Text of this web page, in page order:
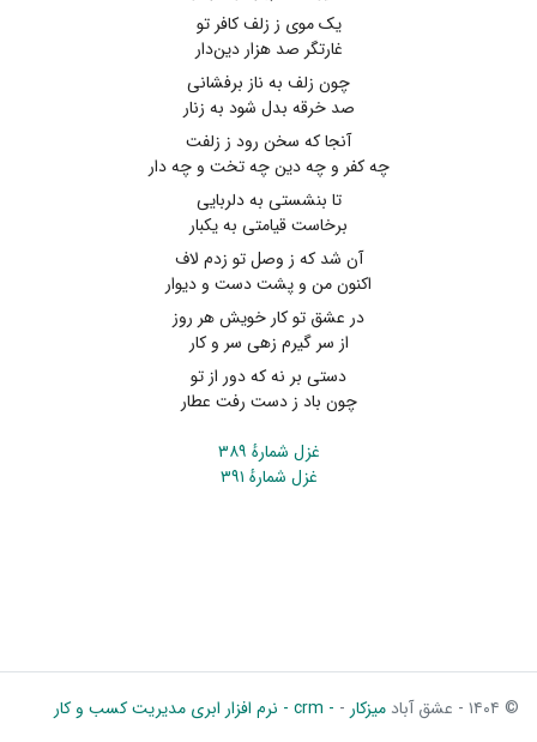
یک موی ز زلف کافر تو
غارتگر صد هزار دین‌دار
چون زلف به ناز برفشانی
صد خرقه بدل شود به زنار
آنجا که سخن رود ز زلفت
چه کفر و چه دین چه تخت و چه دار
تا بنشستی به دلربایی
برخاست قیامتی به یکبار
آن شد که ز وصل تو زدم لاف
اکنون من و پشت دست و دیوار
در عشق تو کار خویش هر روز
از سر گیرم زهی سر و کار
دستی بر نه که دور از تو
چون باد ز دست رفت عطار
غزل شمارهٔ ۳۸۹
غزل شمارهٔ ۳۹۱
© ۱۴۰۴ - عشق آباد میزکار - - crm - نرم افزار ابری مدیریت کسب و کار